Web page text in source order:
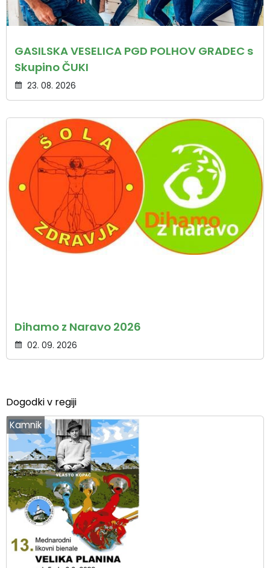
GASILSKA VESELICA PGD POLHOV GRADEC s
Skupino ČUKI
23. 08. 2026
Dihamo z Naravo 2026
02. 09. 2026
Dogodki v regiji
Kamnik